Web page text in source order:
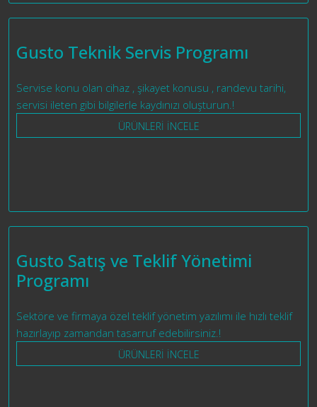
Gusto Teknik Servis Programı
Servise konu olan cihaz , şikayet konusu , randevu tarihi,
servisi ileten gibi bilgilerle kaydınızı oluşturun.!
ÜRÜNLERİ İNCELE
Gusto Satış ve Teklif Yönetimi
Programı
Sektöre ve firmaya özel teklif yönetim yazılımı ile hızlı teklif
hazırlayıp zamandan tasarruf edebilirsiniz.!
ÜRÜNLERİ İNCELE